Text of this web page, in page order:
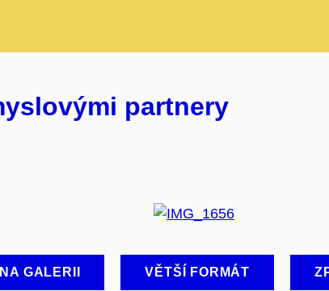
partnery
GALERII VĚTŠÍ FORMÁT